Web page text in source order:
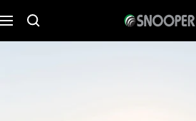
zum
Navigation
Snooper
Deutschland